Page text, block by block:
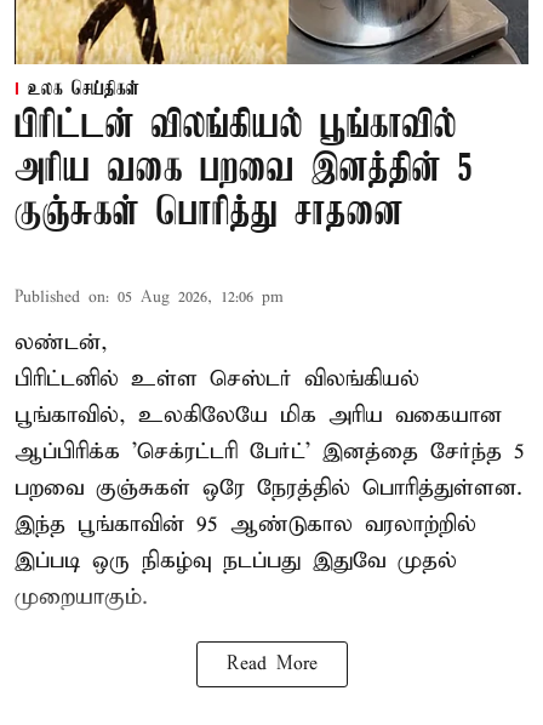
உலக செய்திகள்
பிரிட்டன் விலங்கியல் பூங்காவில்
அரிய வகை பறவை இனத்தின் 5
குஞ்சுகள் பொரித்து சாதனை
Published on: 05 Aug 2026, 12:06 pm
லண்டன்,
பிரிட்டனில் உள்ள செஸ்டர் விலங்கியல்
பூங்காவில், உலகிலேயே மிக அரிய வகையான
ஆப்பிரிக்க 'செக்ரட்டரி பேர்ட்' இனத்தை சேர்ந்த 5
பறவை குஞ்சுகள் ஒரே நேரத்தில் பொரித்துள்ளன.
இந்த பூங்காவின் 95 ஆண்டுகால வரலாற்றில்
இப்படி ஒரு நிகழ்வு நடப்பது இதுவே முதல்
முறையாகும்.
Read More